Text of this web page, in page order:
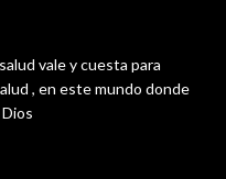
vale y cuesta para
, en este mundo donde